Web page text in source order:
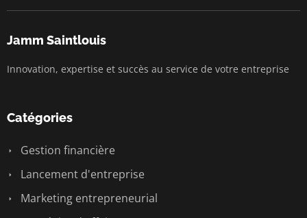
Jamm Saintlouis
Innovation, expertise et succès au service de votre entreprise
Catégories
Gestion financière
Lancement d'entreprise
Marketing entrepreneurial